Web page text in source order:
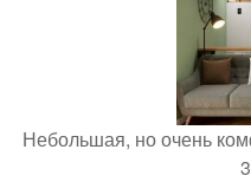
Небольшая, но очень